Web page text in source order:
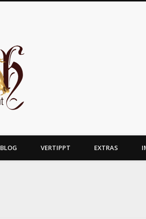
BLOG VERTIPPT EXTRAS